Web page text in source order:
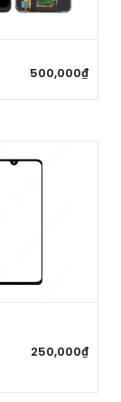
500,000₫
250,000₫